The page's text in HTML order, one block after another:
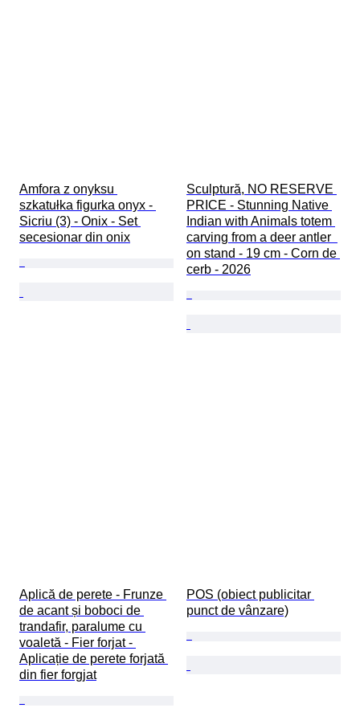
Amfora z onyksu
szkatułka figurka onyx -
Sicriu (3) - Onix - Set
secesionar din onix
Sculptură, NO RESERVE
PRICE - Stunning Native
Indian with Animals totem
carving from a deer antler
on stand - 19 cm - Corn de
cerb - 2026
Aplică de perete - Frunze
de acant și boboci de
trandafir, paralume cu
voaletă - Fier forjat -
Aplicație de perete forjată
din fier forgjat
POS (obiect publicitar
punct de vânzare)